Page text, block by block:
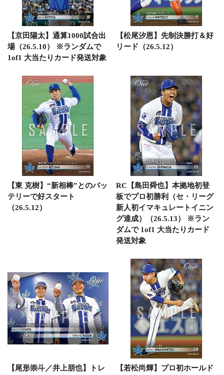
【京田陽太】通算1000試合出
場（26.5.10） ※ランダムで
1of1 大当たりカード発送対象
【松尾汐恩】先制決勝打＆好
リード（26.5.12）
【東 克樹】“新相棒”とのバッ
テリーで好スタート
（26.5.12）
RC【島田舜也】本拠地初登
板でプロ初勝利（セ・リーグ
新人初イマキュレートイニン
グ達成）（26.5.13） ※ラン
ダムで 1of1 大当たりカード
発送対象
【尾形崇斗／井上朋也】トレ
【若松尚輝】プロ初ホールド